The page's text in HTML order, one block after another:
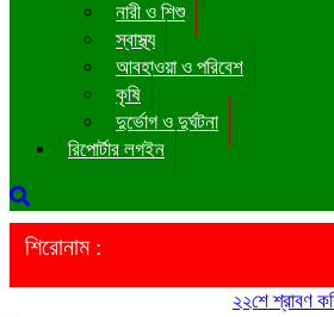
নারী ও শিশু
স্বাস্থ্য
আবহাওয়া ও পরিবেশ
কৃষি
দুর্ভোগ ও দুর্ঘটনা
রিপোর্টার লগইন
শিরোনাম :
২২শে শ্রাবণ